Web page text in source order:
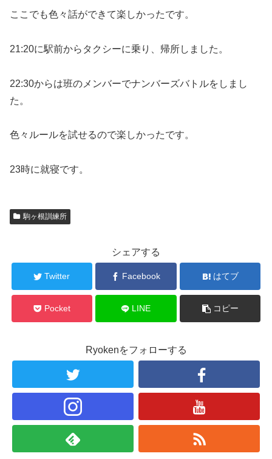
ここでも色々話ができて楽しかったです。
21:20に駅前からタクシーに乗り、帰所しました。
22:30からは班のメンバーでナンバーズバトルをしまし
た。
色々ルールを試せるので楽しかったです。
23時に就寝です。
駒ヶ根訓練所
シェアする
Twitter Facebook はてブ
Pocket LINE コピー
Ryokenをフォローする